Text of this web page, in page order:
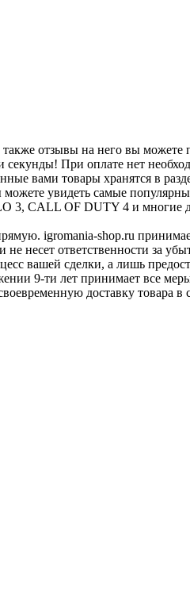
отзывы на него вы
При оплате нет
вами товары хранятся в
увидеть самые
3, CALL OF DUTY 4 и многие
igromania-shop.ru
несет ответственности за
вашей сделки, а лишь
9-ти лет принимает все
доставку товара в